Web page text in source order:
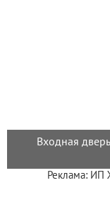
Входная
Реклама: ИП